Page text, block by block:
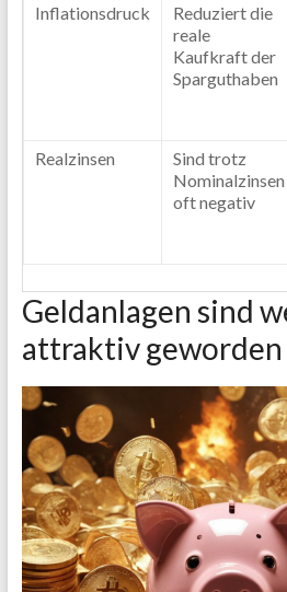
Inflationsdruck
Reduziert die
reale
Kaufkraft der
Sparguthaben
Realzinsen
Sind trotz
Nominalzinsen
oft negativ
Geldanlagen sind
attraktiv geworden